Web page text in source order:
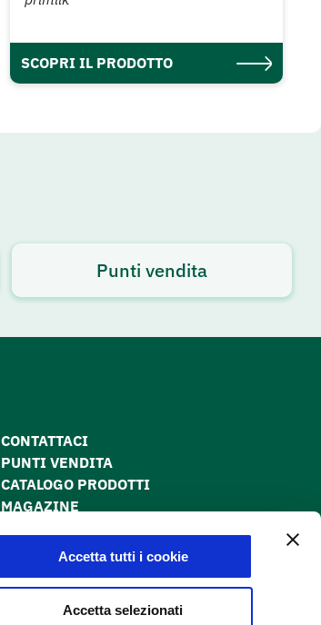
Accetta tutti i cookie
Accetta selezionati
SCOPRI IL PRODOTTO
Punti vendita
CONTATTACI
PUNTI VENDITA
CATALOGO PRODOTTI
MAGAZINE
COOKIE POLICY